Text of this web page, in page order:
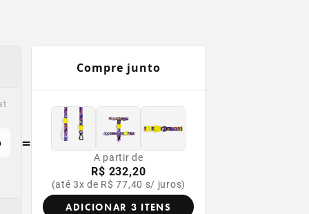
=
Compre junto
A partir de
R$ 232,20
(até 3x de R$ 77,40 s/ juros)
ADICIONAR 3 ITENS